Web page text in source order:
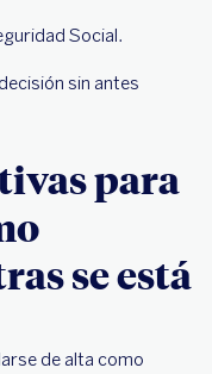
Social.
sin antes
para
se está
de alta como